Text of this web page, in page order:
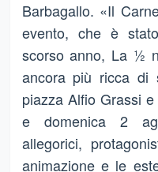
Barbagallo. «Il
evento, che è
scorso anno, La ½
ancora più ricca di
piazza Alfio Grassi
e domenica 2
allegorici,
animazione e le